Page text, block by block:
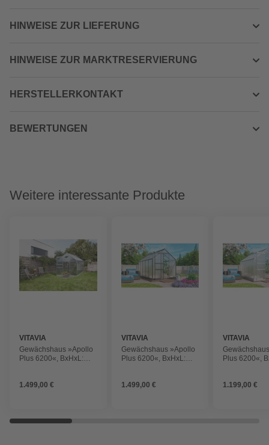
HINWEISE ZUR LIEFERUNG
HINWEISE ZUR MARKTRESERVIERUNG
HERSTELLERKONTAKT
BEWERTUNGEN
Weitere interessante Produkte
VITAVIA
Gewächshaus »Apollo
Plus 6200«, BxHxL:
1.499,00 €
VITAVIA
Gewächshaus »Apollo
Plus 6200«, BxHxL:
1.499,00 €
VITAVIA
Plus 6200«,
1.199,00 €